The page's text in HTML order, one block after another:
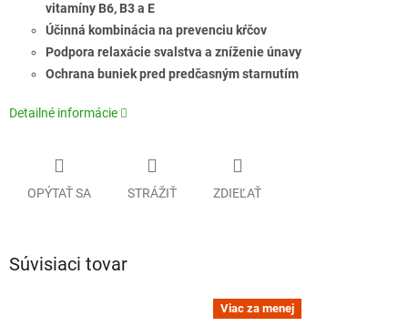
vitamíny B6, B3 a E
Účinná kombinácia na prevenciu kŕčov
Podpora relaxácie svalstva a zníženie únavy
Ochrana buniek pred predčasným starnutím
Detailné informácie
OPÝTAŤ SA STRÁŽIŤ ZDIEĽAŤ
Súvisiaci tovar
Viac za menej